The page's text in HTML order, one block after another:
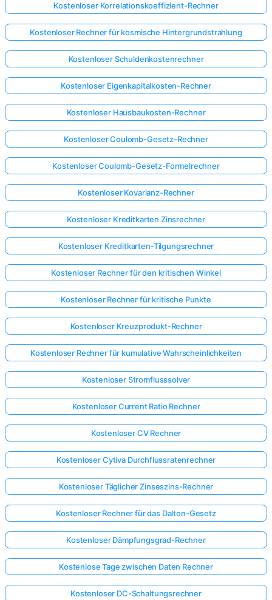
Kostenloser Korrelationskoeffizient-Rechner
Kostenloser Rechner für kosmische Hintergrundstrahlung
Kostenloser Schuldenkostenrechner
Kostenloser Eigenkapitalkosten-Rechner
Kostenloser Hausbaukosten-Rechner
Kostenloser Coulomb-Gesetz-Rechner
Kostenloser Coulomb-Gesetz-Formelrechner
Kostenloser Kovarianz-Rechner
Kostenloser Kreditkarten Zinsrechner
Kostenloser Kreditkarten-Tilgungsrechner
Kostenloser Rechner für den kritischen Winkel
Kostenloser Rechner für kritische Punkte
Kostenloser Kreuzprodukt-Rechner
Kostenloser Rechner für kumulative Wahrscheinlichkeiten
Kostenloser Stromflusssolver
Kostenloser Current Ratio Rechner
Kostenloser CV Rechner
Kostenloser Cytiva Durchflussratenrechner
Kostenloser Täglicher Zinseszins-Rechner
Kostenloser Rechner für das Dalton-Gesetz
Kostenloser Dämpfungsgrad-Rechner
Kostenlose Tage zwischen Daten Rechner
Kostenloser DC-Schaltungsrechner